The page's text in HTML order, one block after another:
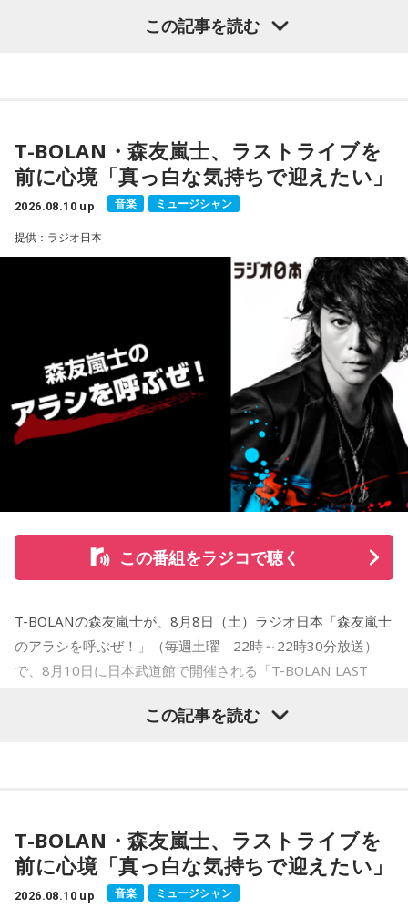
8月27日（木）ナイツ、箕輪はるか（ハリセンボン） ＜ゲ
この記事を読む
T-BOLAN・森友嵐士、ラストライブを
前に心境「真っ白な気持ちで迎えたい」
2026.08.10 up 音楽 ミュージシャン
提供：ラジオ日本
この番組をラジコで聴く
T-BOLANの森友嵐士が、8月8日（土）ラジオ日本「森友嵐士
のアラシを呼ぶぜ！」（毎週土曜 22時～22時30分放送）
で、8月10日に日本武道館で開催される「T-BOLAN LAST
て、みんなの顔を見たら、どんな気持ちになるんだろうね。
そこでなんかドンと特別な感情が生まれるんじゃないのか
な」
この記事を読む
T-BOLAN・森友嵐士、ラストライブを
前に心境「真っ白な気持ちで迎えたい」
2026.08.10 up 音楽 ミュージシャン